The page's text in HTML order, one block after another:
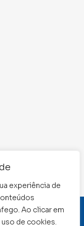
experiência de
Ao clicar em
uso de cookies.
11